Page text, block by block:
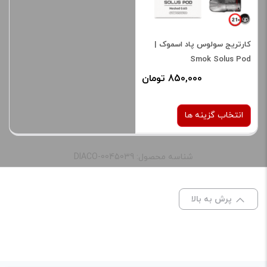
رنگ:
Blue Haze, Cyan blue, Pale Pink, Pale
Purple, Silver Grey, Silver Laser
نمایش :
دیدگاه شما *
نام *
کارتریج سولوس پاد اسموک |
Smok Solus Pod
850,000 تومان
انتخاب گزینه ها
شناسه محصول: DIACO-0045039
پرش به بالا